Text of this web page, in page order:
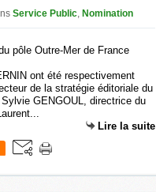
Service Public, Nomination
ont été respectivement
de la stratégie éditoriale du
GENGOUL, directrice du
Lire la suite